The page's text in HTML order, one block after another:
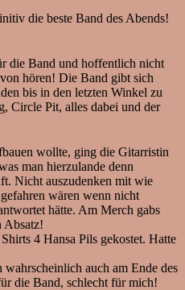
die beste Band des Abends!
die Band und hoffentlich nicht
hören! Die Band gibt sich
bis in den letzten Winkel zu
Circle Pit, alles dabei und der
wollte, ging die Gitarristin
man hierzulande denn
Nicht auszudenken mit wie
wären wenn nicht
hätte. Am Merch gabs
Absatz!
4 Hansa Pils gekostet. Hatte
auch am Ende des
die Band, schlecht für mich!